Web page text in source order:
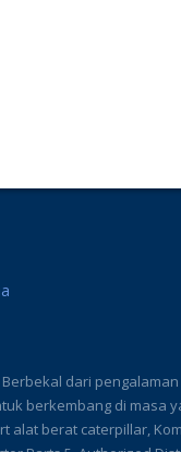
Berbekal dari
berkembang di masa
alat berat caterpillar,